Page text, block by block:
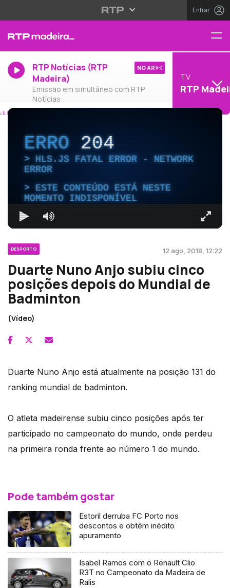
Entrar
RTP Notícias (RTP
Madeira)
Emissão em simultâneo com RTP
Notícias
NO AR
TV
RTP
ERRO204
HLS.JS FATAL ERROR - NETWORK
ERROR
ESTE CONTEÚDO ESTÁ NESTE
MOMENTO INDISPONÍVEL
DESPORTO 12 ago, 2018, 12:22
Duarte Nuno Anjo subiu cinco
posições depois do Mundial de
Badminton
(Vídeo)
Duarte Nuno Anjo está atualmente na posição 131 do
ranking mundial de badminton.
O atleta madeirense subiu cinco posições após ter
participado no campeonato do mundo, onde perdeu
na primeira ronda frente ao número 1 do mundo.
Pode também gostar
Estoril derruba FC Porto nos
descontos e obtém inédito
apuramento
Isabel Ramos com o Renault Clio
R3T no Campeonato da Madeira de
Ralis